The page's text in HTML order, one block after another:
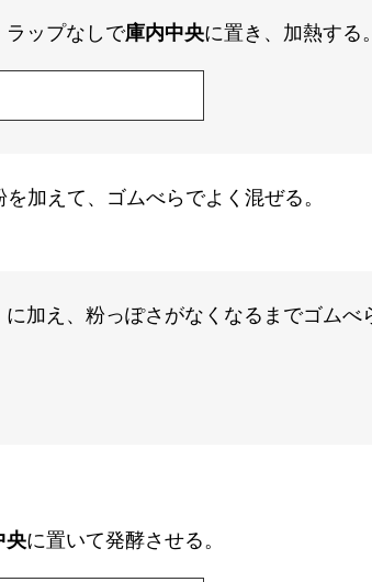
ラップなしで庫内中央に置き、加熱する。
加えて、ゴムべらでよく混ぜる。
に加え、粉っぽさがなくなるまでゴムべ
央に置いて発酵させる。